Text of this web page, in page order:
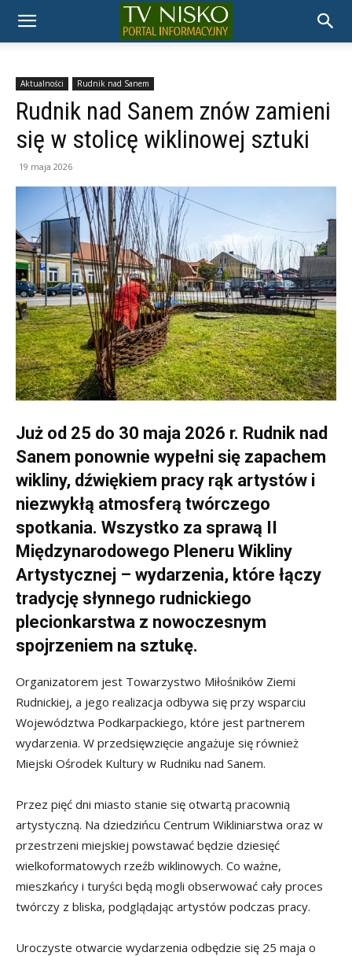
TELEWIZJA
NISKO
Aktualności Rudnik nad Sanem
Rudnik nad Sanem znów zamieni
się w stolicę wiklinowej sztuki
19 maja 2026
Już od 25 do 30 maja 2026 r. Rudnik nad
Sanem ponownie wypełni się zapachem
wikliny, dźwiękiem pracy rąk artystów i
niezwykłą atmosferą twórczego
spotkania. Wszystko za sprawą II
Międzynarodowego Pleneru Wikliny
Artystycznej – wydarzenia, które łączy
tradycję słynnego rudnickiego
plecionkarstwa z nowoczesnym
spojrzeniem na sztukę.
Organizatorem jest Towarzystwo Miłośników Ziemi
Rudnickiej, a jego realizacja odbywa się przy wsparciu
Województwa Podkarpackiego, które jest partnerem
wydarzenia. W przedsięwzięcie angażuje się również
Miejski Ośrodek Kultury w Rudniku nad Sanem.
Przez pięć dni miasto stanie się otwartą pracownią
artystyczną. Na dziedzińcu Centrum Wikliniarstwa oraz w
przestrzeni miejskiej powstawać będzie dziesięć
wielkoformatowych rzeźb wiklinowych. Co ważne,
mieszkańcy i turyści będą mogli obserwować cały proces
twórczy z bliska, podglądając artystów podczas pracy.
Uroczyste otwarcie wydarzenia odbędzie się 25 maja o